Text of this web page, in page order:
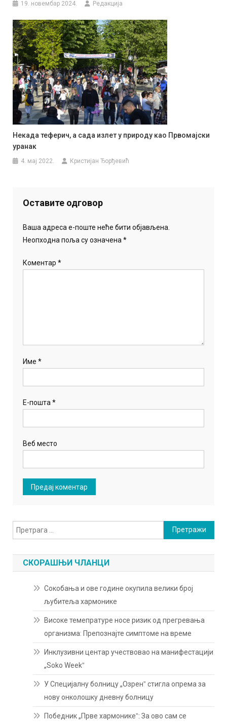
19. новембар 2024. Редакција
Некада теферич, а сада излет у природу као Првомајски
уранак
4. мај 2022. Кристијан Ђорђевић
Оставите одговор
Ваша адреса е-поште неће бити објављена.
Неопходна поља су означена*
Коментар*
Име*
Е-пошта*
Веб место
Претрага
за:
СКОРАШЊИ ЧЛАНЦИ
Сокобања и ове године окупила велики број
љубитеља хармонике
Високе темепратуре носе ризик од прегревања
организма: Препознајте симптоме на време
Инклузивни центар учествовао на манифестацији
„Soko Weekˮ
У Специјалну болницу „Озренˮ стигла опрема за
нову онколошку дневну болницу
Победник „Прве хармоникеˮ: За ово сам се